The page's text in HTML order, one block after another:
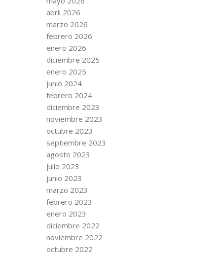
abril 2026
marzo 2026
febrero 2026
enero 2026
diciembre 2025
enero 2025
junio 2024
febrero 2024
diciembre 2023
noviembre 2023
octubre 2023
septiembre 2023
agosto 2023
julio 2023
junio 2023
marzo 2023
febrero 2023
enero 2023
diciembre 2022
noviembre 2022
octubre 2022